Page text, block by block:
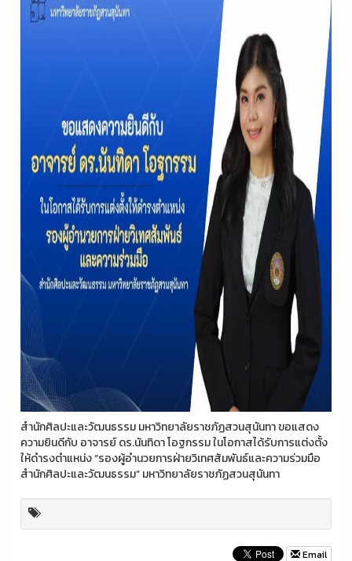
สำนักศิลปะและวัฒนธรรม มหาวิทยาลัยราชภัฏสวนสุนันทา ขอแสดง
ความยินดีกับ อาจารย์ ดร.นันทิดา โอฐกรรม ในโอกาสได้รับการแต่งตั้ง
ให้ดำรงตำแหน่ง “รองผู้อำนวยการฝ่ายวิเทศสัมพันธ์และความร่วมมือ
สำนักศิลปะและวัฒนธรรม” มหาวิทยาลัยราชภัฏสวนสุนันทา
Email